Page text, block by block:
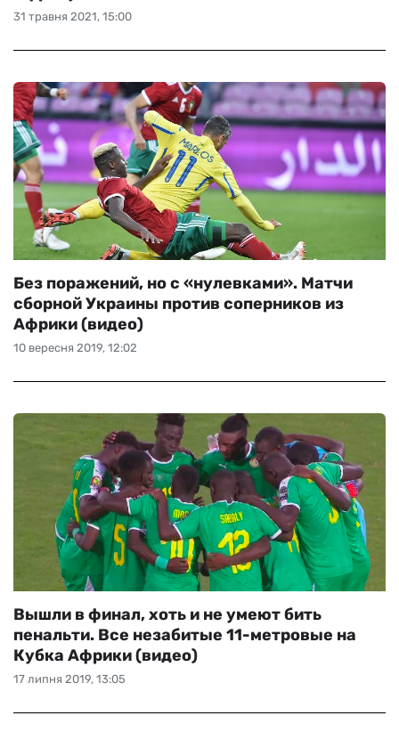
31 травня 2021, 15:00
10 вересня 2019, 12:02
Без поражений, но с «нулевками». Матчи
сборной Украины против соперников из
Африки (видео)
17 липня 2019, 13:05
Вышли в финал, хоть и не умеют бить
пенальти. Все незабитые 11-метровые на
Кубка Африки (видео)